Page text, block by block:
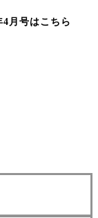
月号はこちら